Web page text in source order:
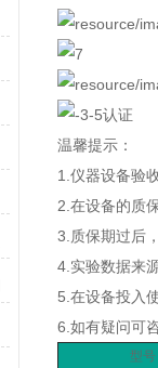
温馨提示：
1.仪器设备验
2.在设备的质
3.质保期过后
4.实验数据来
5.在设备投入
6.如有疑问可
型号